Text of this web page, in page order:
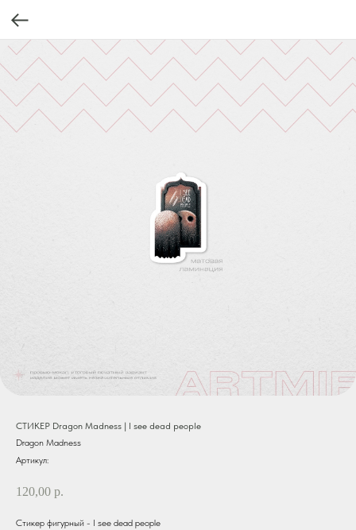
СТИКЕР Dragon Madness | I see dead people
Dragon Madness
Артикул:
120,00 р.
Стикер фигурный - I see dead people